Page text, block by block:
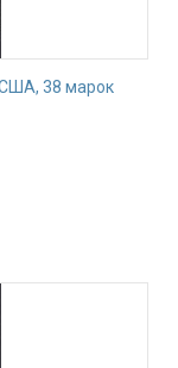
38 марок